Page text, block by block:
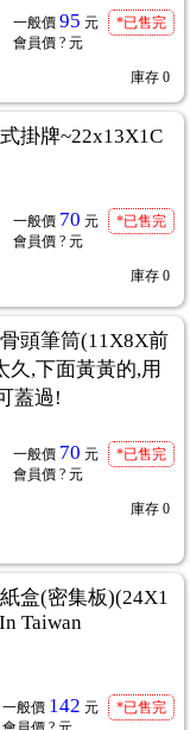
一般價 95 元
會員價 ? 元
*已售完
庫存 0
掛牌~22x13X1C
一般價 70 元
會員價 ? 元
*已售完
庫存 0
頭筆筒(11X8X前
久,下面黃黃的,用
蓋過!
一般價 70 元
會員價 ? 元
*已售完
庫存 0
盒(密集板)(24X1
Taiwan
一般價 142 元
*已售完